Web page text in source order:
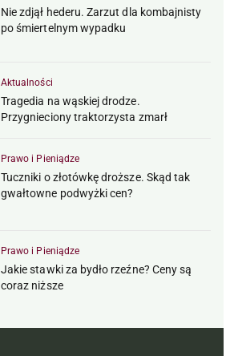
Nie zdjął hederu. Zarzut dla kombajnisty
po śmiertelnym wypadku
Aktualności
Tragedia na wąskiej drodze.
Przygnieciony traktorzysta zmarł
Prawo i Pieniądze
Tuczniki o złotówkę droższe. Skąd tak
gwałtowne podwyżki cen?
Prawo i Pieniądze
Jakie stawki za bydło rzeźne? Ceny są
coraz niższe